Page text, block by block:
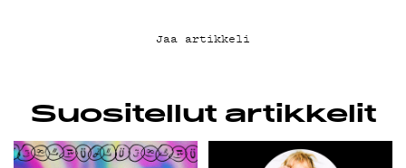
Jaa artikkeli
Suositellut artikkelit